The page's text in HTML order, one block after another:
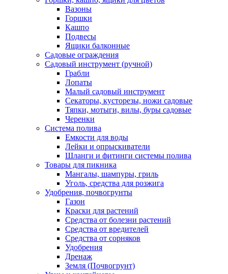
Вазоны
Горшки
Кашпо
Подвесы
Ящики балконные
Садовые ограждения
Садовый инструмент (ручной)
Грабли
Лопаты
Малый садовый инструмент
Секаторы, кусторезы, ножи садовые
Тяпки, мотыги, вилы, буры садовые
Черенки
Система полива
Емкости для воды
Лейки и опрыскиватели
Шланги и фитинги системы полива
Товары для пикника
Мангалы, шампуры, гриль
Уголь, средства для розжига
Удобрения, почвогрунты
Газон
Краски для растений
Средства от болезни растений
Средства от вредителей
Средства от сорняков
Удобрения
Дренаж
Земля (Почвогрунт)